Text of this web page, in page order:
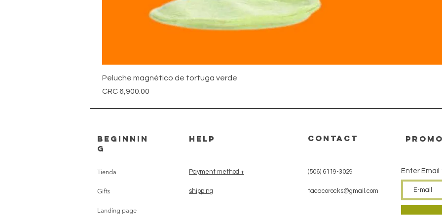
Peluche magnético de tortuga verde
Price
CRC 6,900.00
beginnin
g
Tienda
Gifts
Landing page
HELP
Payment method +
shipping
CONTACT
(506) 6119-3029
tacacorocks@gmail.com
Enter Email